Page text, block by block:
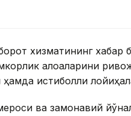
хизматининг
алоқаларини
истиқболли
ва замонавий